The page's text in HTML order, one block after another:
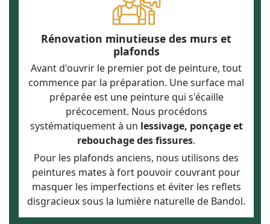
Rénovation minutieuse des murs et
plafonds
Avant d'ouvrir le premier pot de peinture, tout
commence par la préparation. Une surface mal
préparée est une peinture qui s'écaille
précocement. Nous procédons
systématiquement à un lessivage, ponçage et
rebouchage des fissures.
Pour les plafonds anciens, nous utilisons des
peintures mates à fort pouvoir couvrant pour
masquer les imperfections et éviter les reflets
disgracieux sous la lumière naturelle de Bandol.